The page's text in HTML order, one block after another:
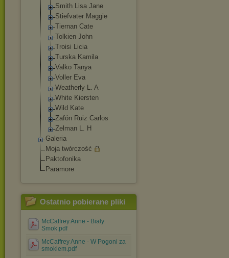
Smith Lisa Jane
Stiefvater Maggie
Tiernan Cate
Tolkien John
Troisi Licia
Turska Kamila
Valko Tanya
Voller Eva
Weatherly L. A
White Kiersten
Wild Kate
Zafón Ruiz Carlos
Zelman L. H
Galeria
Moja twórczość
Paktofonika
Paramore
Ostatnio pobierane pliki
McCaffrey Anne - Biały
Smok.pdf
McCaffrey Anne - W Pogoni za
smokiem.pdf